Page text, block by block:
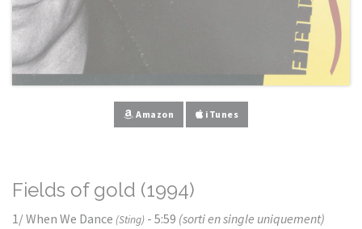
Amazon iTunes
Fields of gold (1994)
1/ When We Dance (Sting) - 5:59 (sorti en single uniquement)